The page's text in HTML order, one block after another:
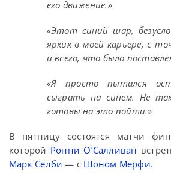
его движение.»
«Этот синий шар,
ярких в моей карьере, с
и всего, что было
«Я просто пытался
сыграть на синем. Не
готовы на это пойти.»
В пятницу состоятся матчи
которой Ронни О’Салливан
Марк Селби — с Шоном Мерфи.